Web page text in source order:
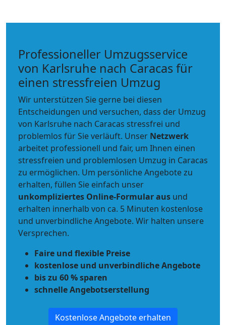
Professioneller Umzugsservice
von Karlsruhe nach Caracas für
einen stressfreien Umzug
Wir unterstützen Sie gerne bei diesen
Entscheidungen und versuchen, dass der Umzug
von Karlsruhe nach Caracas stressfrei und
problemlos für Sie verläuft. Unser Netzwerk
arbeitet professionell und fair, um Ihnen einen
stressfreien und problemlosen Umzug in Caracas
zu ermöglichen. Um persönliche Angebote zu
erhalten, füllen Sie einfach unser
unkompliziertes Online-Formular aus und
erhalten innerhalb von ca. 5 Minuten kostenlose
und unverbindliche Angebote. Wir halten unsere
Versprechen.
Faire und flexible Preise
kostenlose und unverbindliche Angebote
bis zu 60 % sparen
schnelle Angebotserstellung
Kostenlose Angebote erhalten